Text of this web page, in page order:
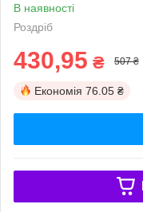
В наявності
Роздріб
430,95 ₴ 507 ₴
Економія 76.05 ₴